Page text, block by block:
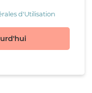
d'Utilisation